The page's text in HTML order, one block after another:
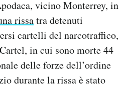
vicino Monterrey, in
rissatra detenuti
cartelli del narcotraffico,
in cui sono morte 44
delle forze dell’ordine
durante la rissa è stato